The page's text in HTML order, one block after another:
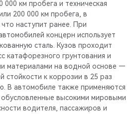
000 км пробега и техническая
200 000 км пробега, в
наступит ранее. При
концерн использует
сталь. Кузов проходит
катафорезного грунтования и
материалами на водной основе —
стойкости к коррозии в 25 раз
В автомобиле также применяются
высокими мировыми
водителя, пассажиров и